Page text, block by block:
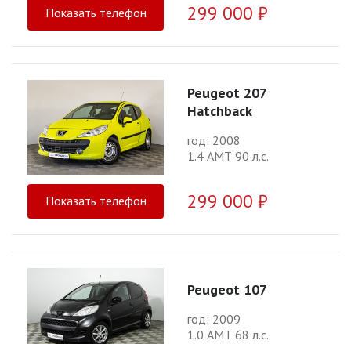
Показать телефон 299 000 ₽
Peugeot 207
Hatchback
год: 2008
1.4 АМТ 90 л.с.
Показать телефон 299 000 ₽
Peugeot 107
год: 2009
1.0 АМТ 68 л.с.